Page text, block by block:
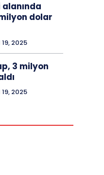
dolar
19, 2025
3 milyon
19, 2025